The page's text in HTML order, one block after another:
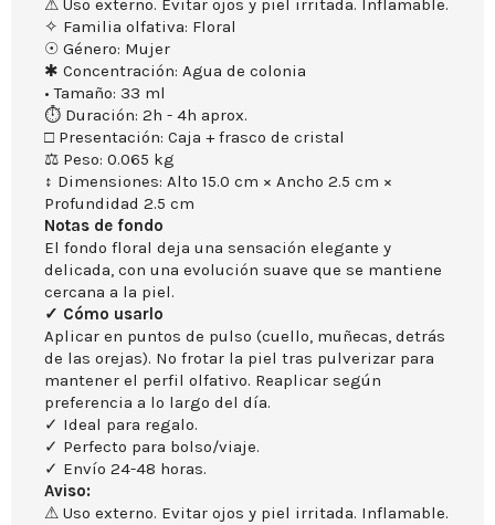
⚠ Uso externo. Evitar ojos y piel irritada. Inflamable.
✧ Familia olfativa: Floral
☉ Género: Mujer
✱ Concentración: Agua de colonia
• Tamaño: 33 ml
⏱ Duración: 2h - 4h aprox.
□ Presentación: Caja + frasco de cristal
⚖ Peso: 0.065 kg
↕ Dimensiones: Alto 15.0 cm × Ancho 2.5 cm ×
Profundidad 2.5 cm
Notas de fondo
El fondo floral deja una sensación elegante y
delicada, con una evolución suave que se mantiene
cercana a la piel.
✓ Cómo usarlo
Aplicar en puntos de pulso (cuello, muñecas, detrás
de las orejas). No frotar la piel tras pulverizar para
mantener el perfil olfativo. Reaplicar según
preferencia a lo largo del día.
✓ Ideal para regalo.
✓ Perfecto para bolso/viaje.
✓ Envío 24-48 horas.
Aviso:
⚠ Uso externo. Evitar ojos y piel irritada. Inflamable.